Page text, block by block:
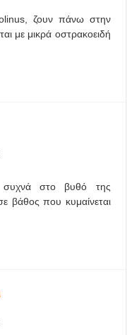
ζουν πάνω στην
με μικρά οστρακοειδή
συχνά στο βυθό της
βάθος που κυμαίνεται